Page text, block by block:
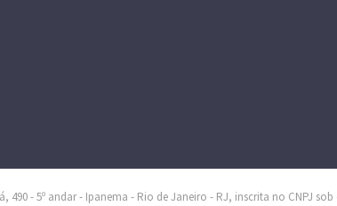
- 5º andar - Ipanema - Rio de Janeiro - RJ, inscrita no CNPJ sob